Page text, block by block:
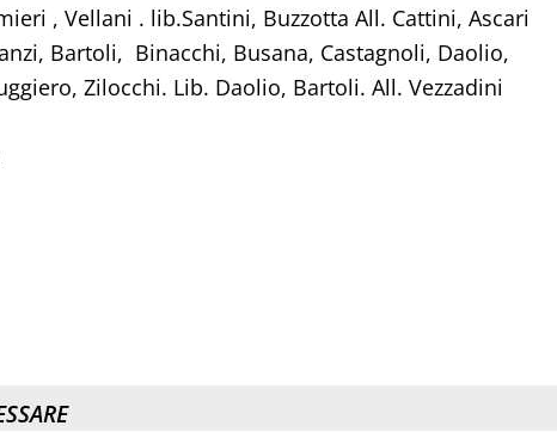
, Vellani . lib.Santini, Buzzotta All. Cattini, Ascari
Bartoli, Binacchi, Busana, Castagnoli, Daolio,
Zilocchi. Lib. Daolio, Bartoli. All. Vezzadini